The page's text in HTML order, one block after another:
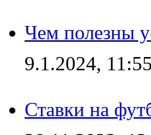
Чем полезны
9.1.2024, 11:55
Ставки на